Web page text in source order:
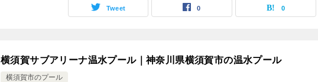
Tweet 0 0
横須賀サブアリーナ温水プール｜神奈川県横須賀市の温水プール
横須賀市のプール